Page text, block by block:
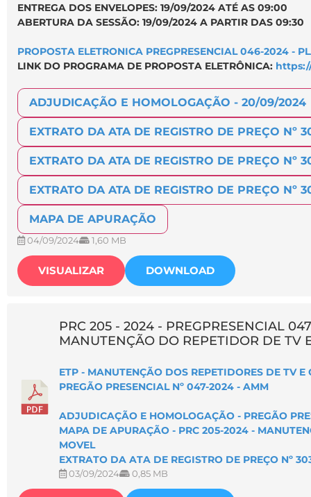
ENTREGA DOS ENVELOPES: 19/09/2024 ATÉ AS 09:00
ABERTURA DA SESSÃO: 19/09/2024 A PARTIR DAS 09:30
PROPOSTA ELETRONICA PREGPRESENCIAL 046-2024 -
LINK DO PROGRAMA DE PROPOSTA ELETRÔNICA:
ADJUDICAÇÃO E HOMOLOGAÇÃO - 20/09/2024
EXTRATO DA ATA DE REGISTRO DE PREÇO Nº
EXTRATO DA ATA DE REGISTRO DE PREÇO Nº
EXTRATO DA ATA DE REGISTRO DE PREÇO Nº
MAPA DE APURAÇÃO
04/09/2024 1,60 MB
VISUALIZAR DOWNLOAD
PRC 205 - 2024 - PREGPRESENCIAL
MANUTENÇÃO DO REPETIDOR DE TV
ETP - MANUTENÇÃO DOS REPETIDORES DE TV E
PREGÃO PRESENCIAL Nº 047-2024 - AMM
ADJUDICAÇÃO E HOMOLOGAÇÃO - PREGÃO
MAPA DE APURAÇÃO - PRC 205-2024 -
MOVEL
EXTRATO DA ATA DE REGISTRO DE PREÇO Nº
03/09/2024 0,85 MB